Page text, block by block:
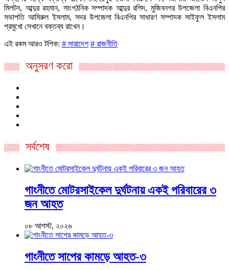
মিলটন, আব্দুর রহমান, সাংগঠনিক সম্পাদক আব্দুর রশিদ, মুজিবনগর উপজেলা বিএনপির
সভাপতি আমিরুল ইসলাম, সদর উপজেলা বিএনপির সাধারণ সম্পাদক সাইফুল ইসলাম
প্রমুখো সেখানে বক্তব্য রাখেন।
এই রকম আরও টপিক: # সারাদেশ # রাজনীতি
অনুসরণ করো
সর্বশেষ
গাংনীতে মোটরসাইকেল দুর্ঘটনায় একই পরিবারের ৩
জন আহত
০৮ আগস্ট, ২০২৬
গাংনীতে সাপের কামড়ে আহত-৩